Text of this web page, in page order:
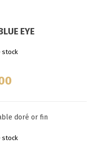
EYE
stock
doré or fin
stock